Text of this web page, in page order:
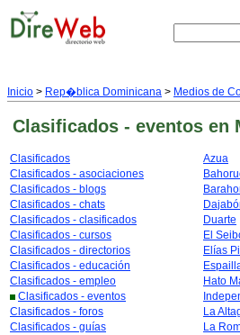
Inicio > Rep�blica Dominicana > Medios de
Clasificados - eventos en
Clasificados
Clasificados - asociaciones
Clasificados - blogs
Clasificados - chats
Clasificados - clasificados
Clasificados - cursos
Clasificados - directorios
Clasificados - educación
Clasificados - empleo
Clasificados - eventos
Clasificados - foros
Clasificados - guías
Azua
Duarte
El
Elías
Hato
La
La